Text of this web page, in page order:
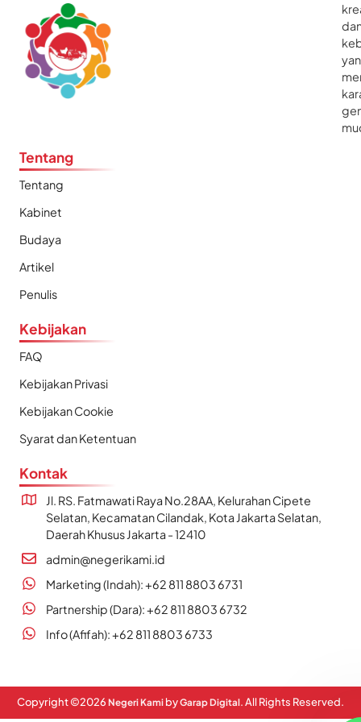
Tentang
Tentang
Kabinet
Budaya
Artikel
Penulis
Kebijakan
FAQ
Kebijakan Privasi
Kebijakan Cookie
Syarat dan Ketentuan
Kontak
Jl. RS. Fatmawati Raya No.28AA, Kelurahan Cipete
Selatan, Kecamatan Cilandak, Kota Jakarta Selatan,
Daerah Khusus Jakarta - 12410
admin@negerikami.id
Marketing (Indah): +62 811 8803 6731
Partnership (Dara): +62 811 8803 6732
Info (Afifah): +62 811 8803 6733
Copyright ©2026 Negeri Kami byGarap Digital. All Rights Reserved.